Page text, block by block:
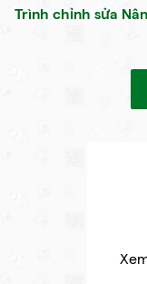
Trình chỉnh sửa